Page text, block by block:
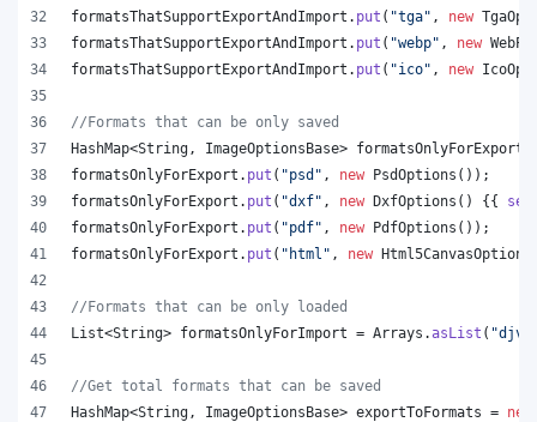
formatsThatSupportExportAndImport . put ( "tga" , new
formatsThatSupportExportAndImport . put ( "webp" , new
formatsThatSupportExportAndImport . put ( "ico" , new
//Formats that can be only saved
HashMap<String , ImageOptionsBase> formatsOnlyForExport
formatsOnlyForExport . put ( "psd" , new PsdOptions ());
formatsOnlyForExport . put ( "dxf" , new DxfOptions () {{
formatsOnlyForExport . put ( "pdf" , new PdfOptions ());
formatsOnlyForExport . put ( "html" , new Html5CanvasOptions
//Formats that can be only loaded
List<String> formatsOnlyForImport = Arrays .asList (
//Get total formats that can be saved
HashMap<String , ImageOptionsBase> exportToFormats = new